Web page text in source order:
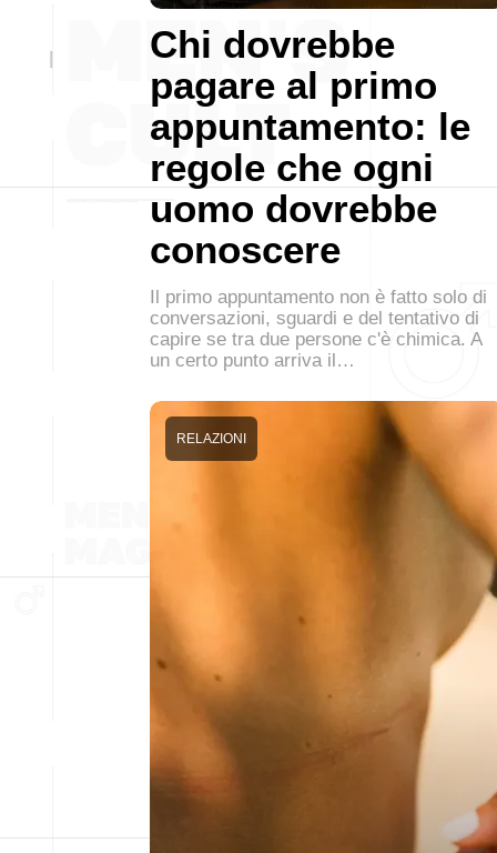
Chi dovrebbe
pagare al primo
appuntamento: le
regole che ogni
uomo dovrebbe
conoscere
Il primo appuntamento non è fatto solo di
conversazioni, sguardi e del tentativo di
capire se tra due persone c'è chimica. A
un certo punto arriva il…
RELAZIONI